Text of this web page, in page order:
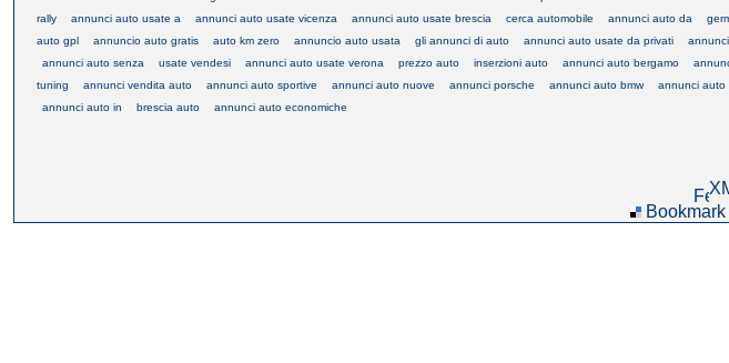
rally
annunci auto usate a annunci auto usate vicenza annunci auto usate brescia cerca automobile annunci auto da
auto gpl
annuncio auto gratis auto km zero annuncio auto usata gli annunci di auto annunci auto usate da privati
annunci auto senza
usate vendesi annunci auto usate verona prezzo auto inserzioni auto annunci auto bergamo
tuning
annunci vendita auto annunci auto sportive annunci auto nuove annunci porsche annunci auto bmw annunci auto
annunci auto in
brescia auto annunci auto economiche